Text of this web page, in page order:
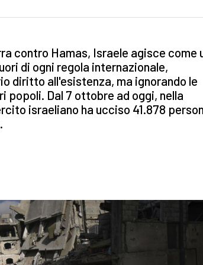
contro Hamas, Israele agisce come
di ogni regola internazionale,
diritto all'esistenza, ma ignorando le
popoli. Dal 7 ottobre ad oggi, nella
israeliano ha ucciso 41.878